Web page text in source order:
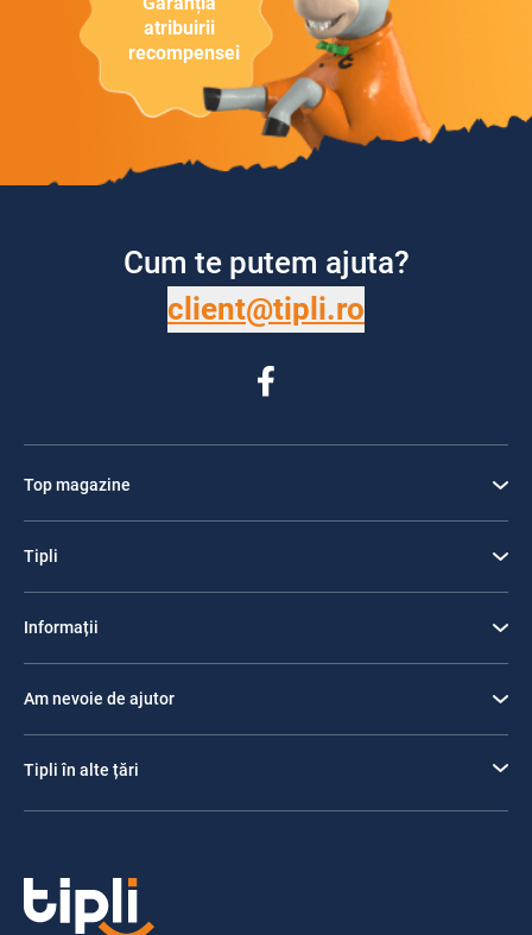
atribuirii
recompensei
Cum te putem ajuta?
client@tipli.ro
Top magazine
Tipli
Informații
Am nevoie de ajutor
Tipli în alte țări